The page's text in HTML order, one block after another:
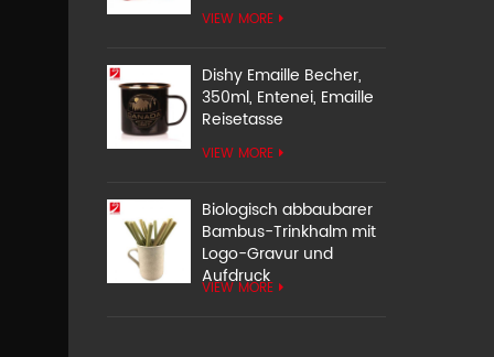
VIEW MORE
Dishy Emaille Becher,
350ml, Entenei, Emaille
Reisetasse
VIEW MORE
Biologisch abbaubarer
Bambus-Trinkhalm mit
Logo-Gravur und
Aufdruck
VIEW MORE